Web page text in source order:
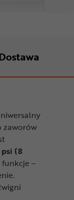
zaworów
(8
–